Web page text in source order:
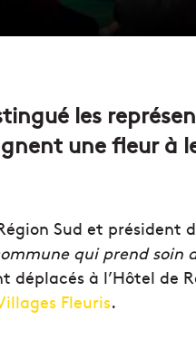
les
une fleur à
Sud et président
qui prend soin
déplacés à l’Hôtel de
Fleuris.